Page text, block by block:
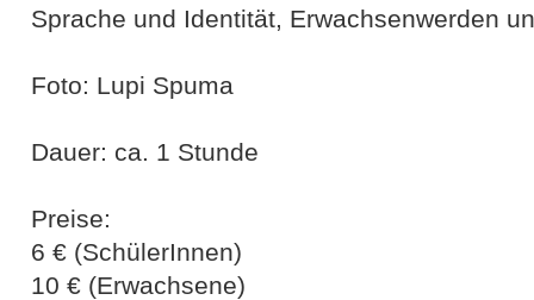
Sprache und Identität, Erwachsenwerden
Foto: Lupi Spuma
Dauer: ca. 1 Stunde
Preise:
6 € (SchülerInnen)
10 € (Erwachsene)